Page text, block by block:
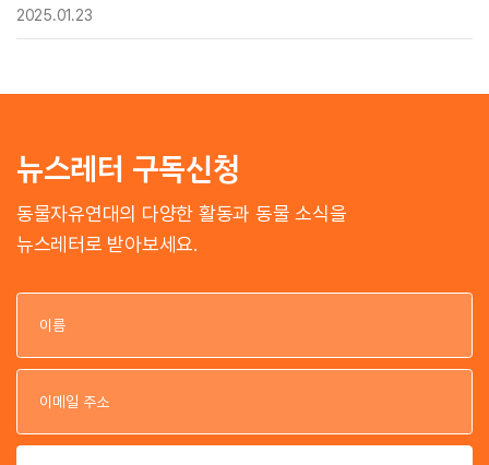
2025.01.23
뉴스레터 구독신청
동물자유연대의 다양한 활동과 동물 소식을
뉴스레터로 받아보세요.
이
이